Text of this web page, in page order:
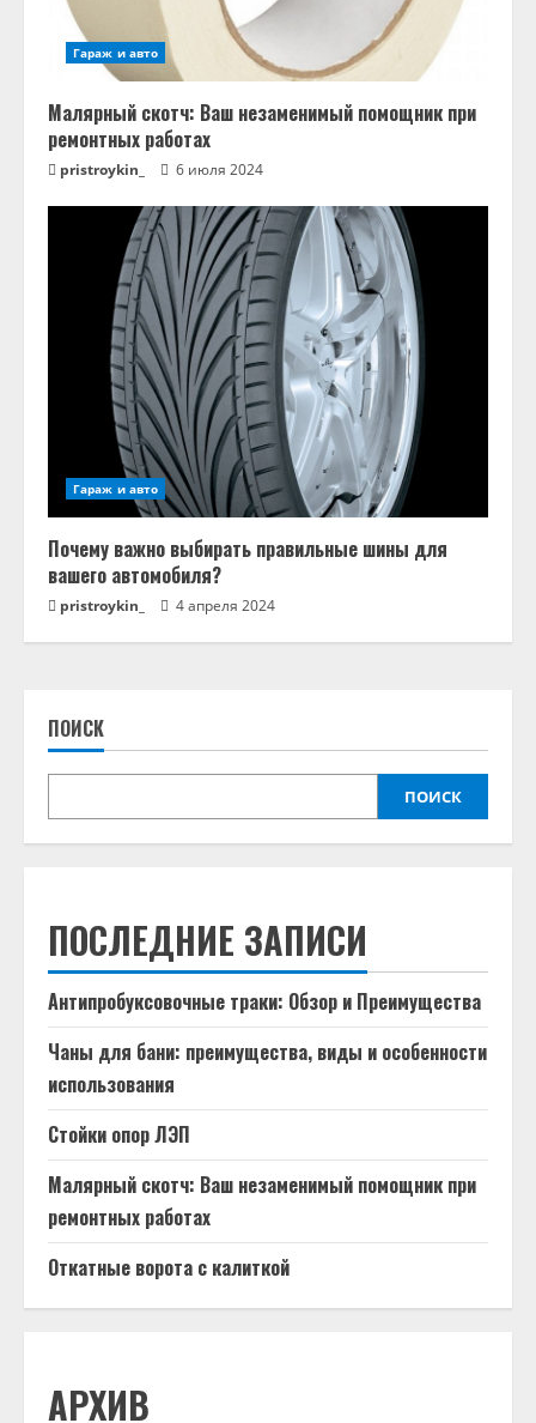
Гараж и авто
Малярный скотч: Ваш незаменимый помощник при
ремонтных работах
pristroykin_ 6 июля 2024
Гараж и авто
Почему важно выбирать правильные шины для
вашего автомобиля?
pristroykin_ 4 апреля 2024
ПОИСК
ПОИСК
ПОСЛЕДНИЕ ЗАПИСИ
Антипробуксовочные траки: Обзор и Преимущества
Чаны для бани: преимущества, виды и особенности
использования
Стойки опор ЛЭП
Малярный скотч: Ваш незаменимый помощник при
ремонтных работах
Откатные ворота с калиткой
АРХИВ